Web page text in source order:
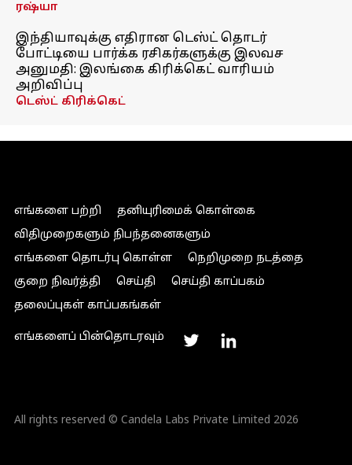
ரஷ்யா
இந்தியாவுக்கு எதிரான டெஸ்ட் தொடர்
போட்டியை பார்க்க ரசிகர்களுக்கு இலவச
அனுமதி: இலங்கை கிரிக்கெட் வாரியம்
அறிவிப்பு
டெஸ்ட் கிரிக்கெட்
எங்களை பற்றி
தனியுரிமைக் கொள்கை
விதிமுறைகளும் நிபந்தனைகளும்
எங்களை தொடர்பு கொள்ள
நெறிமுறை நடத்தை
குறை நிவர்த்தி
செய்தி
செய்தி காப்பகம்
தலைப்புகள் காப்பகங்கள்
எங்களைப் பின்தொடரவும்
All rights reserved © Candela Labs Private Limited 2026